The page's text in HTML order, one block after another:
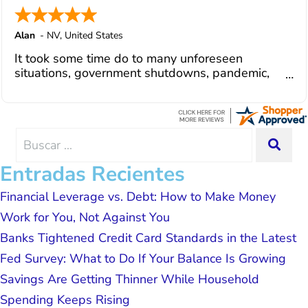
team of professionals who are
courteous, knowledgeable and are
debt management unique to me and my
situation. Each person I have worked
hope. I look forward to better days for
possible because of J Miller, and I am
Alan - NV, United States
It took some time do to many unforeseen
situations, government shutdowns, pandemic,
Search
Entradas Recientes
Financial Leverage vs. Debt: How to Make Money
Work for You, Not Against You
Banks Tightened Credit Card Standards in the Latest
Fed Survey: What to Do If Your Balance Is Growing
Savings Are Getting Thinner While Household
Spending Keeps Rising